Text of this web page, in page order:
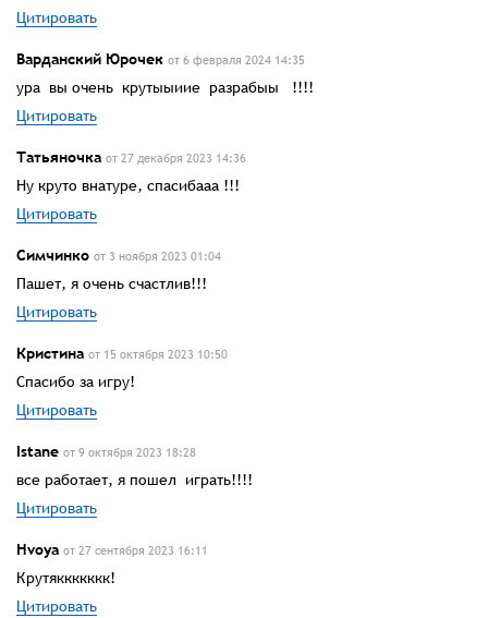
Цитировать
Варданский Юрочек от 6 февраля 2024 14:35
ура вы очень крутыыиие разрабыы !!!!
Цитировать
Татьяночка от 27 декабря 2023 14:36
Ну круто внатуре, спасибааа !!!
Цитировать
Симчинко от 3 ноября 2023 01:04
Пашет, я очень счастлив!!!
Цитировать
Кристина от 15 октября 2023 10:50
Спасибо за игру!
Цитировать
Istane от 9 октября 2023 18:28
все работает, я пошел играть!!!!
Цитировать
Hvoya от 27 сентября 2023 16:11
Крутяккккккк!
Цитировать